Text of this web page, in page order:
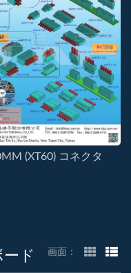
(XT60) コネクタ
ド 画面：